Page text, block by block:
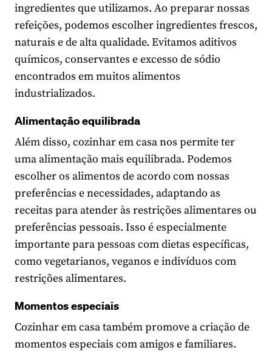
ingredientes que utilizamos. Ao preparar nossas
refeições, podemos escolher ingredientes frescos,
naturais e de alta qualidade. Evitamos aditivos
químicos, conservantes e excesso de sódio
encontrados em muitos alimentos
industrializados.
Alimentação equilibrada
Além disso, cozinhar em casa nos permite ter
uma alimentação mais equilibrada. Podemos
escolher os alimentos de acordo com nossas
preferências e necessidades, adaptando as
receitas para atender às restrições alimentares ou
preferências pessoais. Isso é especialmente
importante para pessoas com dietas específicas,
como vegetarianos, veganos e indivíduos com
restrições alimentares.
Momentos especiais
Cozinhar em casa também promove a criação de
momentos especiais com amigos e familiares.